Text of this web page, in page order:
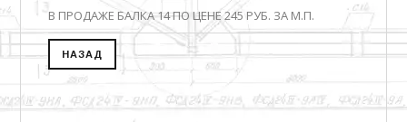
В ПРОДАЖЕ БАЛКА 14 ПО ЦЕНЕ 245 РУБ. ЗА М.П.